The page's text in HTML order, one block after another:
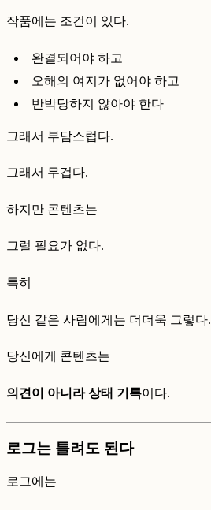
작품에는 조건이 있다.
완결되어야 하고
오해의 여지가 없어야 하고
반박당하지 않아야 한다
그래서 부담스럽다.
그래서 무겁다.
하지만 콘텐츠는
그럴 필요가 없다.
특히
당신 같은 사람에게는 더더욱 그렇다.
당신에게 콘텐츠는
의견이 아니라 상태 기록이다.
로그는 틀려도 된다
로그에는